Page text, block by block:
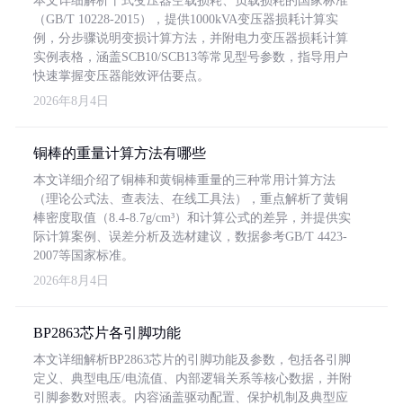
（GB/T 10228-2015），提供1000kVA变压器损耗计算实
例，分步骤说明变损计算方法，并附电力变压器损耗计算
实例表格，涵盖SCB10/SCB13等常见型号参数，指导用户
快速掌握变压器能效评估要点。
2026年8月4日
铜棒的重量计算方法有哪些
本文详细介绍了铜棒和黄铜棒重量的三种常用计算方法
（理论公式法、查表法、在线工具法），重点解析了黄铜
棒密度取值（8.4-8.7g/cm³）和计算公式的差异，并提供实
际计算案例、误差分析及选材建议，数据参考GB/T 4423-
2007等国家标准。
2026年8月4日
BP2863芯片各引脚功能
本文详细解析BP2863芯片的引脚功能及参数，包括各引脚
定义、典型电压/电流值、内部逻辑关系等核心数据，并附
引脚参数对照表。内容涵盖驱动配置、保护机制及典型应